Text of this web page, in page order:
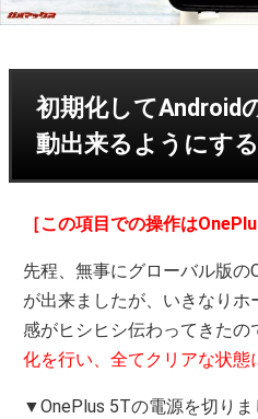
初期化してAndroid
動出来るようにする
［この項目での操作は
先程、無事にグローバル版の
が出来ましたが、いきなりホ
感がヒシヒシ伝わってきたの
化を行い、全てクリアな状態
▼OnePlus 5Tの電源を切り